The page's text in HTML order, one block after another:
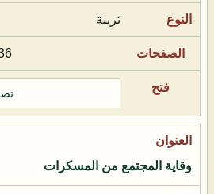
تربية
وقاية المجتمع من المسكرات